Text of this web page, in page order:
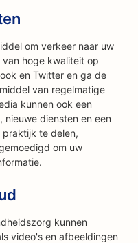
om verkeer naar uw
hoge kwaliteit op
en Twitter en ga de
van regelmatige
kunnen ook een
diensten en een
praktijk te delen,
om uw
kunnen
video's en afbeeldingen